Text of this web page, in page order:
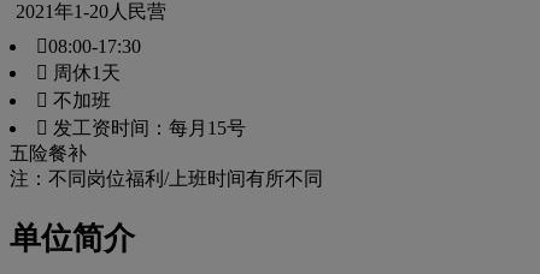
2021年1-20人 民营
08:00-17:30
 周休1天
 不加班
 发工资时间：每月15号
五险餐补
注：不同岗位福利/上班时间有所不同
单位简介